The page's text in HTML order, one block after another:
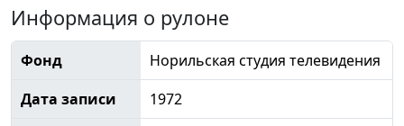
Информация о рулоне
Фонд
Норильская студия телевидения
Дата записи
1972